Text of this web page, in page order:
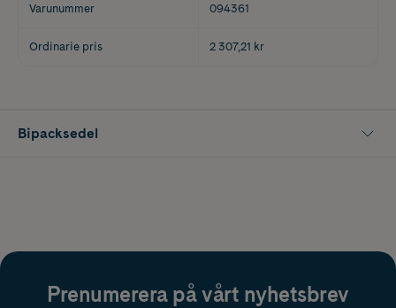
Varunummer 094361
Ordinarie pris 2 307,21 kr
Bipacksedel
Prenumerera på vårt nyhetsbrev